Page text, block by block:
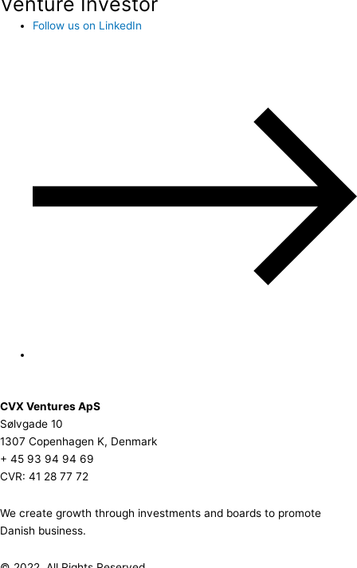
Follow us on LinkedIn
CVX Ventures ApS
Sølvgade 10
1307 Copenhagen K, Denmark
+ 45 93 94 94 69
CVR: 41 28 77 72
We create growth through investments and boards to promote
Danish business.